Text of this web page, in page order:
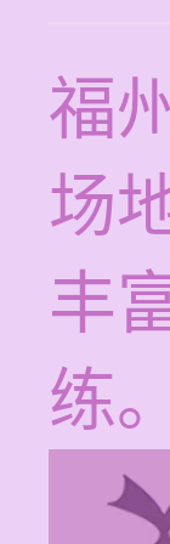
福
场
丰
练